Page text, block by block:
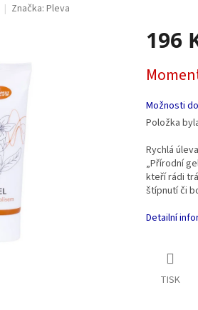
Značka: Pleva
196
cena:
Možnosti
Položka
Rychlá
„Přírodní
kteří rádi
štípnutí či
Detailní
TISK